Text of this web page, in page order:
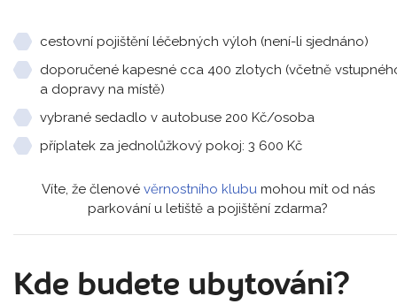
cestovní pojištění léčebných výloh (není-li sjednáno)
doporučené kapesné cca 400 zlotych (včetně
a dopravy na místě)
vybrané sedadlo v autobuse 200 Kč/osoba
příplatek za jednolůžkový pokoj: 3 600 Kč
Víte, že členové věrnostního klubu mohou mít od nás
parkování u letiště a pojištění zdarma?
Kde budete ubytováni?